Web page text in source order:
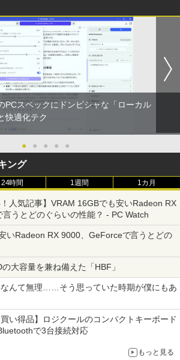
PCスペックにドンピシャな「ローカル
快適化テク
● ● ● ● ●
ング
24時間 1週間 1カ月
！人気記事】VRAM 16GBでも安いRadeon RX
うとどのぐらいの性能？ - PC Watch
いRadeon RX 9000、GeForceで言うとどの
大容量を兼ね備えた「HBF」
なんて無理……そう思っていた時期が僕にもあ
買い得品】ロジクールのコンパクトキーボード
で3台接続対応
もっと見る